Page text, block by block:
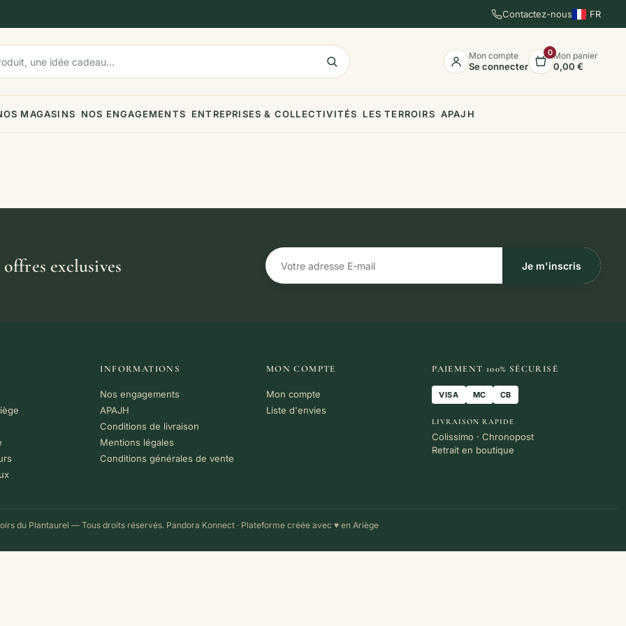
Contactez-nous
FR
EN
Mon compte
Se connecter
0Mon panier
0,00 €
MAGASINS NOS ENGAGEMENTS ENTREPRISES & COLLECTIVITÉS LES TERROIRS APAJH
exclusives Je m'inscris
INFORMATIONS
Nos engagements
APAJH
Conditions de livraison
Mentions légales
Conditions générales de vente
MON COMPTE
Mon compte
Liste d'envies
PAIEMENT 100% SÉCURISÉ
VISA MC CB
LIVRAISON RAPIDE
Colissimo · Chronopost
Retrait en boutique
du Plantaurel — Tous droits réservés. Pandora Konnect· Plateforme créée avec ♥ en Ariège